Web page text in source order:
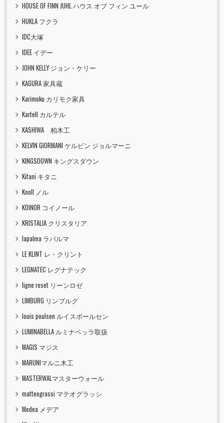
HOUSE OF FINN JUHL ハウス オブ フィン ユール
HUKLA フクラ
IDC大塚
IDEE イデー
JOHN KELLY ジョン・ケリー
KAGURA 家具蔵
Karimoku カリモク家具
Kartell カルテル
KASHIWA 柏木工
KELVIN GIORMANI ケルビン ジョルマーニ
KINGSDOWN キングスダウン
Kitani キタニ
Knoll ノル
KOINOR コイノール
KRISTALIA クリスタリア
lapalma ラパルマ
LE KLINT レ・クリント
LEGNATEC レグナテック
ligne roset リーンロゼ
LIMBURG リンブルグ
louis poulsen ルイスポールセン
LUMINABELLA ルミナベッラ取扱
MAGIS マジス
MARUNIマルニ木工
MASTERWALマスターウォール
matteograssi マテオグラッシ
Medea メデア